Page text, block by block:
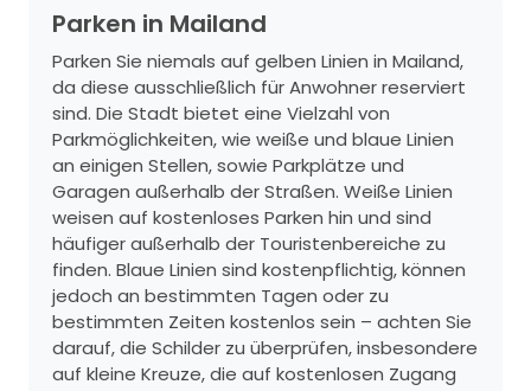
Parken in Mailand
Parken Sie niemals auf gelben Linien in Mailand,
da diese ausschließlich für Anwohner reserviert
sind. Die Stadt bietet eine Vielzahl von
Parkmöglichkeiten, wie weiße und blaue Linien
an einigen Stellen, sowie Parkplätze und
Garagen außerhalb der Straßen. Weiße Linien
weisen auf kostenloses Parken hin und sind
häufiger außerhalb der Touristenbereiche zu
finden. Blaue Linien sind kostenpflichtig, können
jedoch an bestimmten Tagen oder zu
bestimmten Zeiten kostenlos sein – achten Sie
darauf, die Schilder zu überprüfen, insbesondere
auf kleine Kreuze, die auf kostenlosen Zugang